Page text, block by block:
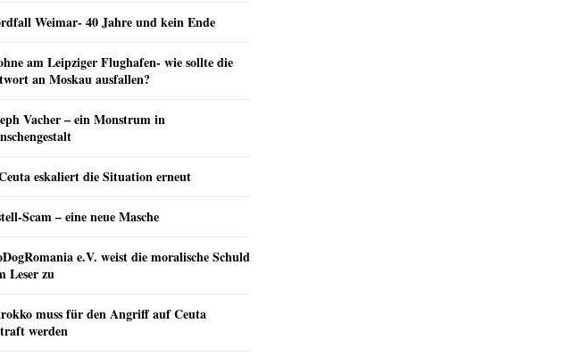
Weimar- 40 Jahre und kein Ende
am Leipziger Flughafen- wie sollte die
an Moskau ausfallen?
Vacher – ein Monstrum in
eskaliert die Situation erneut
Scam – eine neue Masche
e.V. weist die moralische Schuld
Leser zu
muss für den Angriff auf Ceuta
werden